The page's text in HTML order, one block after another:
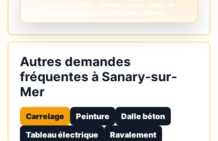
Autres demandes
fréquentes à Sanary-sur-
Mer
Carrelage Peinture
Dalle béton
Tableau électrique
Ravalement